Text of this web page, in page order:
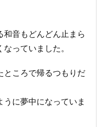
音もどんどん止まら
っていました。
ところで帰るつもりだ
に夢中になっていま